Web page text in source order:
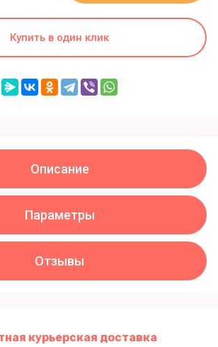
Купить в один клик
Описание
Параметры
Отзывы
курьерская доставка